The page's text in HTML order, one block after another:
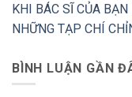
KHI BÁC SĨ CỦA
NHỮNG TẠP CHÍ
BÌNH LUẬN GẦN